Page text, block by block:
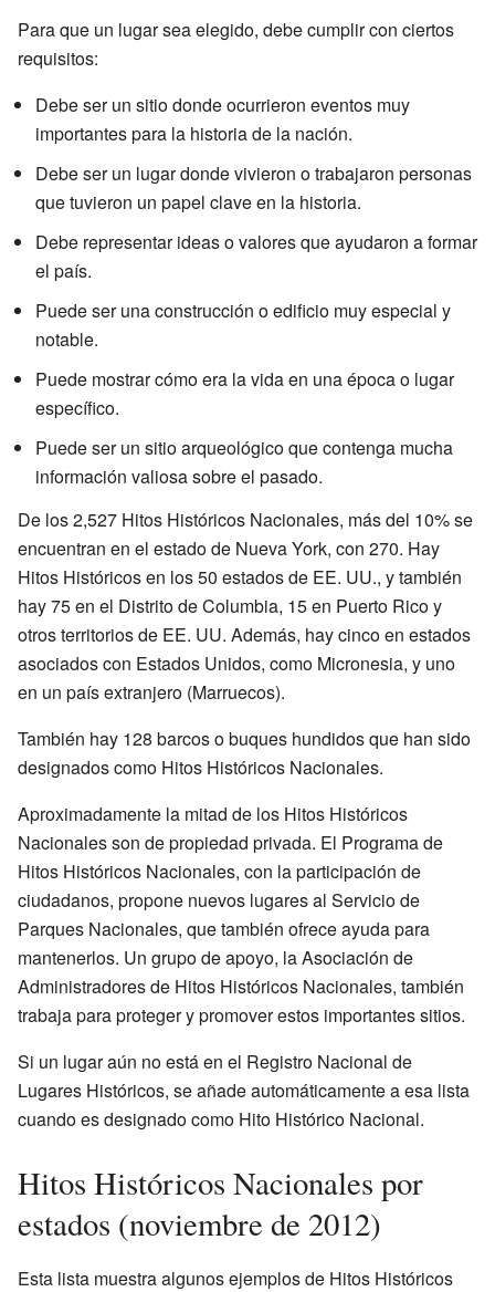
Para que un lugar sea elegido, debe cumplir con ciertos
requisitos:
Debe ser un sitio donde ocurrieron eventos muy
importantes para la historia de la nación.
Debe ser un lugar donde vivieron o trabajaron personas
que tuvieron un papel clave en la historia.
Debe representar ideas o valores que ayudaron a formar
el país.
Puede ser una construcción o edificio muy especial y
notable.
Puede mostrar cómo era la vida en una época o lugar
específico.
Puede ser un sitio arqueológico que contenga mucha
información valiosa sobre el pasado.
De los 2,527 Hitos Históricos Nacionales, más del 10% se
encuentran en el estado de Nueva York, con 270. Hay
Hitos Históricos en los 50 estados de EE. UU., y también
hay 75 en el Distrito de Columbia, 15 en Puerto Rico y
otros territorios de EE. UU. Además, hay cinco en estados
asociados con Estados Unidos, como Micronesia, y uno
en un país extranjero (Marruecos).
También hay 128 barcos o buques hundidos que han sido
designados como Hitos Históricos Nacionales.
Aproximadamente la mitad de los Hitos Históricos
Nacionales son de propiedad privada. El Programa de
Hitos Históricos Nacionales, con la participación de
ciudadanos, propone nuevos lugares al Servicio de
Parques Nacionales, que también ofrece ayuda para
mantenerlos. Un grupo de apoyo, la Asociación de
Administradores de Hitos Históricos Nacionales, también
trabaja para proteger y promover estos importantes sitios.
Si un lugar aún no está en el Registro Nacional de
Lugares Históricos, se añade automáticamente a esa lista
cuando es designado como Hito Histórico Nacional.
Hitos Históricos Nacionales por
estados (noviembre de 2012)
Esta lista muestra algunos ejemplos de Hitos Históricos